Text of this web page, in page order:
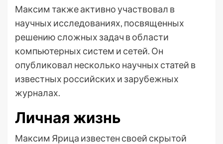
Максим также активно участвовал в
научных исследованиях, посвященных
решению сложных задач в области
компьютерных систем и сетей. Он
опубликовал несколько научных статей в
известных российских и зарубежных
журналах.
Личная жизнь
Максим Ярица известен своей скрытой